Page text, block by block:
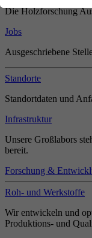
Die Holzforschung
Jobs
Ausgeschriebene
Standorte
Standortdaten und
Infrastruktur
Unsere Großlabors
bereit.
Forschung &
Roh- und Werkstoffe
Wir entwickeln und
Produktions- und